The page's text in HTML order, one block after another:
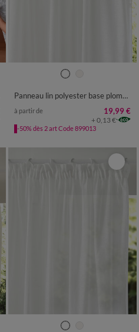
Panneau lin polyester base plombée finition galon fronceur
à partir de 19,99 €
+ 0,13 €
-50% dès 2 art Code 899013